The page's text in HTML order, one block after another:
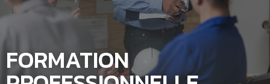
FORMATION